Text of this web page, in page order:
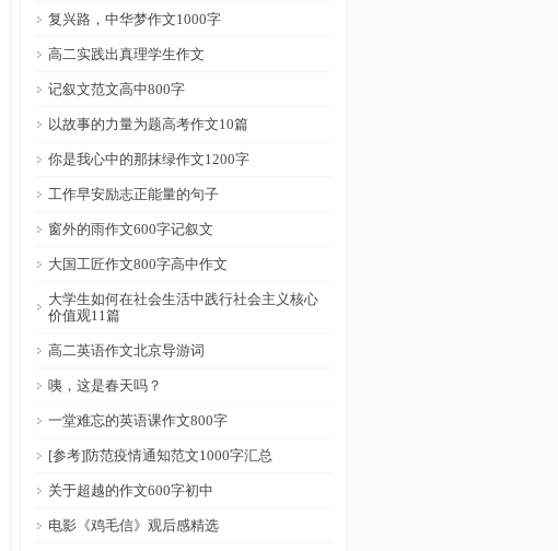
复兴路，中华梦作文1000字
高二实践出真理学生作文
记叙文范文高中800字
以故事的力量为题高考作文10篇
你是我心中的那抹绿作文1200字
工作早安励志正能量的句子
窗外的雨作文600字记叙文
大国工匠作文800字高中作文
大学生如何在社会生活中践行社会主义核心
价值观11篇
高二英语作文北京导游词
咦，这是春天吗？
一堂难忘的英语课作文800字
[参考]防范疫情通知范文1000字汇总
关于超越的作文600字初中
电影《鸡毛信》观后感精选